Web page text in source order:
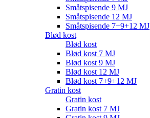
Småtspisende 9 MJ
Småtspisende 12 MJ
Småtspisende 7+9+12 MJ
Blød kost
Blød kost
Blød kost 7 MJ
Blød kost 9 MJ
Blød kost 12 MJ
Blød kost 7+9+12 MJ
Gratin kost
Gratin kost
Gratin kost 7 MJ